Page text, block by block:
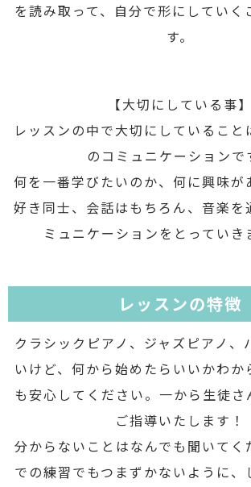
を読み取って、自分で形にしていく
す。
【大切にしている事】
レッスンの中で大切にしていること
のコミュニケーションで
何を一番学びたいのか、何に興味
好き同士、会話はもちろん、音楽を
ミュニケーションをとっていき
レッスンの特徴
クラシックピアノ、ジャズピアノ
いけど、何から始めたらいいかわか
も安心してください。一から生徒さ
ご指導いたします！
分からないことはなんでも聞いてく
での練習でもつまずかないように、